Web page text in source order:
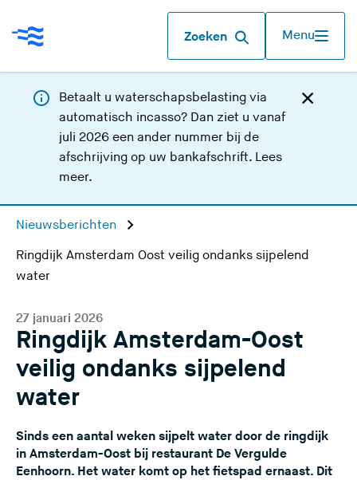
Zoeken Menu
Betaalt u waterschapsbelasting via
automatisch incasso? Dan ziet u vanaf
juli 2026 een ander nummer bij de
afschrijving op uw bankafschrift. Lees
meer.
Nieuwsberichten
Ringdijk Amsterdam Oost veilig ondanks sijpelend
water
Ringdijk Amsterdam-Oost
veilig ondanks sijpelend
water
27 januari 2026
Sinds een aantal weken sijpelt water door de ringdijk
in Amsterdam-Oost bij restaurant De Vergulde
Eenhoorn. Het water komt op het fietspad ernaast. Dit